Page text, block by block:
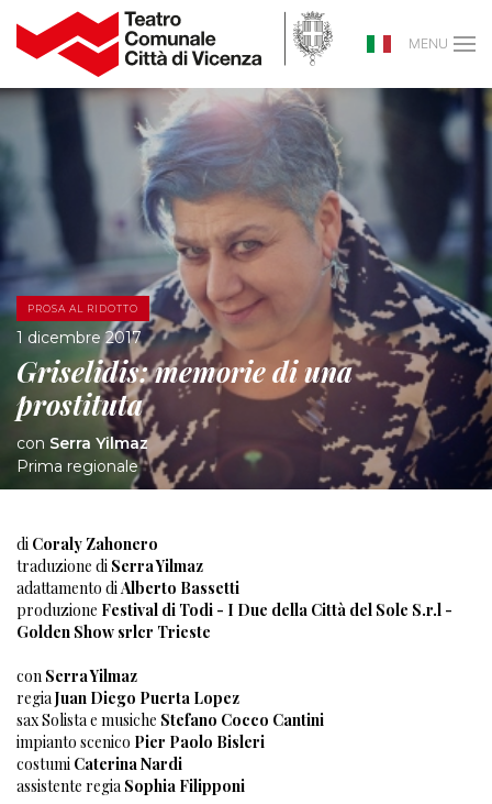
MENU
PROSA AL RIDOTTO
1 dicembre 2017
Griselidis: memorie di una
prostituta
con Serra Yilmaz
Prima regionale
di Coraly Zahonero
traduzione di Serra Yilmaz
adattamento diAlberto Bassetti
produzione Festival di Todi - I Due della Città del Sole S.r.l -
Golden Show srlcr Trieste
con Serra Yilmaz
regiaJuan Diego Puerta Lopez
sax Solista e musiche Stefano Cocco Cantini
impianto scenico Pier Paolo Bisleri
costumi Caterina Nardi
assistente regia Sophia Filipponi